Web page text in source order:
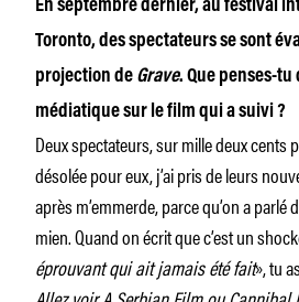
En septembre dernier, au festival
Toronto, des spectateurs se sont
projection de Grave. Que penses-tu
médiatique sur le film qui a suivi ?
Deux spectateurs, sur mille deux cents
désolée pour eux, j’ai pris de leurs
après m’emmerde, parce qu’on a parlé
mien. Quand on écrit que c’est un
éprouvant qui ait jamais été fait», tu